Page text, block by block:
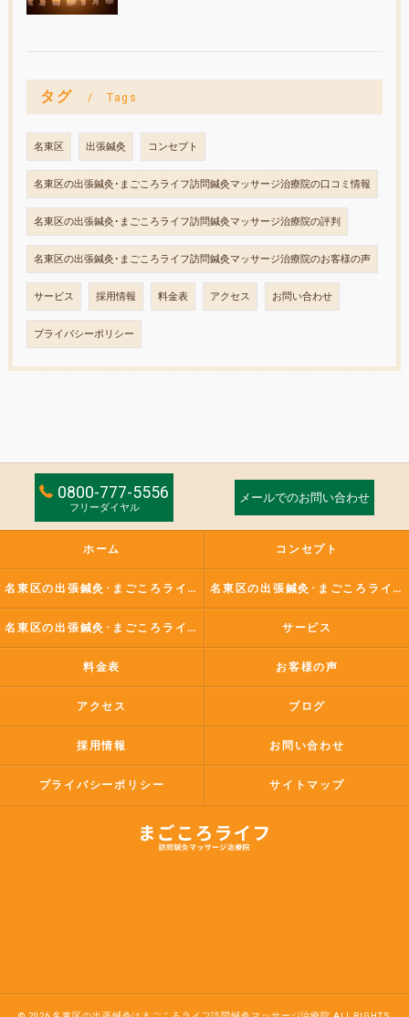
タグ Tags
名東区 出張鍼灸 コンセプト
名東区の出張鍼灸･まごころライフ訪問鍼灸マッサージ治療院の口コミ情報
名東区の出張鍼灸･まごころライフ訪問鍼灸マッサージ治療院の評判
名東区の出張鍼灸･まごころライフ訪問鍼灸マッサージ治療院のお客様の声
サービス 採用情報 料金表 アクセス お問い合わせ
プライバシーポリシー
0800-777-5556
フリーダイヤル
メールでのお問い合わせ
ホーム コンセプト
名東区の出張鍼灸･まごころライフ訪問鍼灸マッサージ治療院の口コミ情報 名東区の出張鍼灸･まごころライフ訪問鍼灸マッサージ治療院の評判
名東区の出張鍼灸･まごころライフ訪問鍼灸マッサージ治療院のお客様の声 サービス
料金表 お客様の声
アクセス ブログ
採用情報 お問い合わせ
プライバシーポリシー サイトマップ